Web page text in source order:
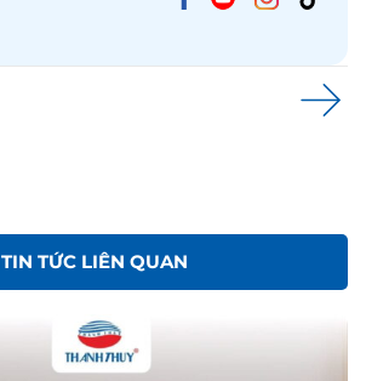
TIN TỨC LIÊN QUAN